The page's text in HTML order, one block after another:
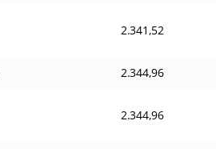
2.341,52
2.344,96
2.344,96